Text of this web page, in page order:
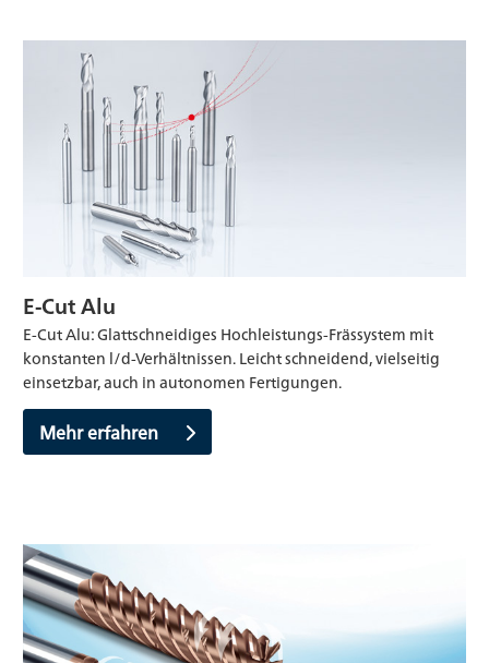
E-Cut Alu
E-Cut Alu: Glattschneidiges Hochleistungs-Frässystem mit
konstanten l/d-Verhältnissen. Leicht schneidend, vielseitig
einsetzbar, auch in autonomen Fertigungen.
Mehr erfahren